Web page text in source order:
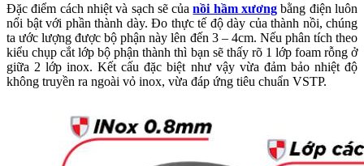
Đặc điểm cách nhiệt và sạch sẽ củanồi hầm xương bằng điện luôn
nổi bật với phần thành dày. Đo thực tế độ dày của thành nồi, chúng
ta ước lượng được bộ phận này lên đến 3 – 4cm. Nếu phân tích theo
kiểu chụp cắt lớp bộ phận thành thì bạn sẽ thấy rõ 1 lớp foam rỗng ở
giữa 2 lớp inox. Kết cấu đặc biệt như vậy vừa đảm bảo nhiệt độ
không truyền ra ngoài vỏ inox, vừa đáp ứng tiêu chuẩn VSTP.